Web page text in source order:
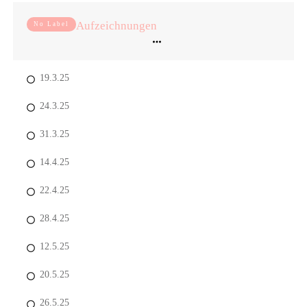
No Label Aufzeichnungen
19.3.25
24.3.25
31.3.25
14.4.25
22.4.25
28.4.25
12.5.25
20.5.25
26.5.25